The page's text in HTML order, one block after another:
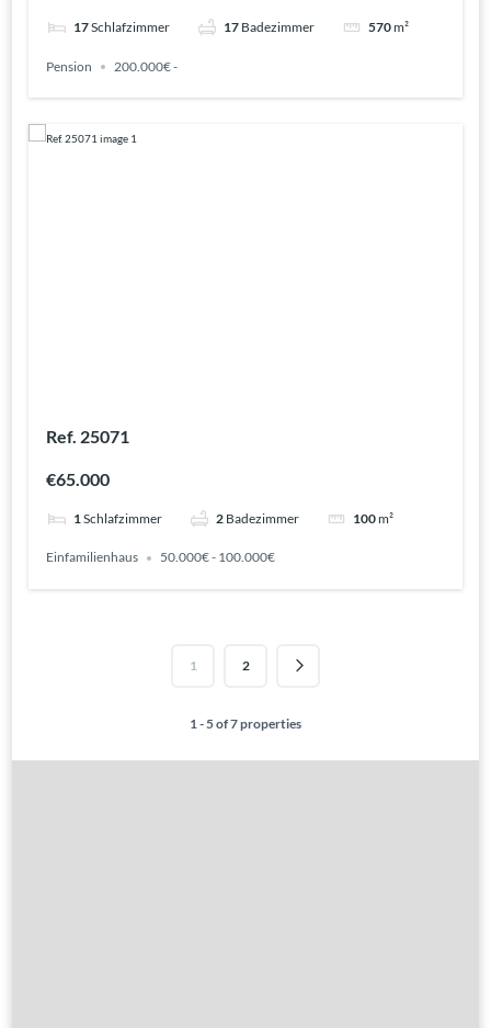
17Schlafzimmer 17 Badezimmer 570m²
Pension 200.000€ -
Ref. 25071
€65.000
1Schlafzimmer 2 Badezimmer 100m²
Einfamilienhaus 50.000€ - 100.000€
1 2
1 - 5 of 7 properties